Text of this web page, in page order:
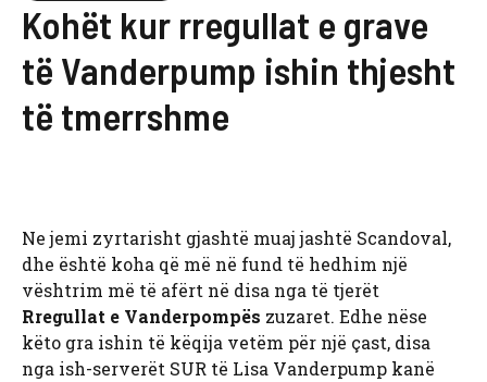
Kohët kur rregullat e grave
të Vanderpump ishin thjesht
të tmerrshme
Ne jemi zyrtarisht gjashtë muaj jashtë Scandoval,
dhe është koha që më në fund të hedhim një
vështrim më të afërt në disa nga të tjerët
Rregullat e Vanderpompës zuzaret. Edhe nëse
këto gra ishin të këqija vetëm për një çast, disa
nga ish-serverët SUR të Lisa Vanderpump kanë